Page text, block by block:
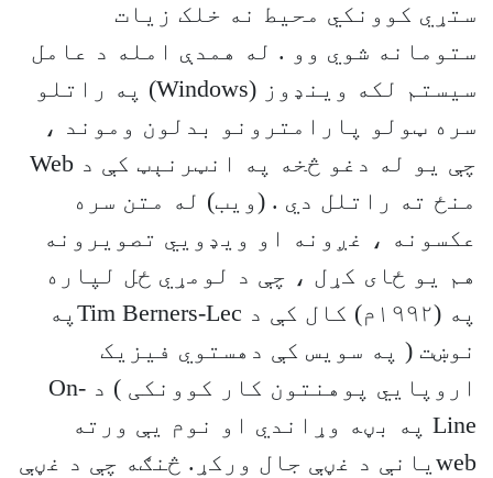
ستړي کوونکي محيط نه خلک زيات
ستومانه شوي وو . له همدې امله د عامل
سيستم لکه وينډوز (Windows) په راتلو
سره ټولو پارامترونو بدلون وموند ،
چې يو له دغو څخه په انټرنېټ کې د Web
منځ ته راتلل دي . (ويب) له متن سره
عکسونه ، غږونه او ويډويي تصويرونه
هم يو ځای کړل ، چې د لومړي ځل لپاره
په (١٩٩٢م) کال کې د Tim Berners-Lecپه
نوښت ( په سويس کې دهستوي فيزيک
اروپايي پوهنتون کار کوونکی ) د On-
Line په بڼه وړاندي او نوم يې ورته
webيانې د غڼې جال ورکړ. څنګه چې د غڼې